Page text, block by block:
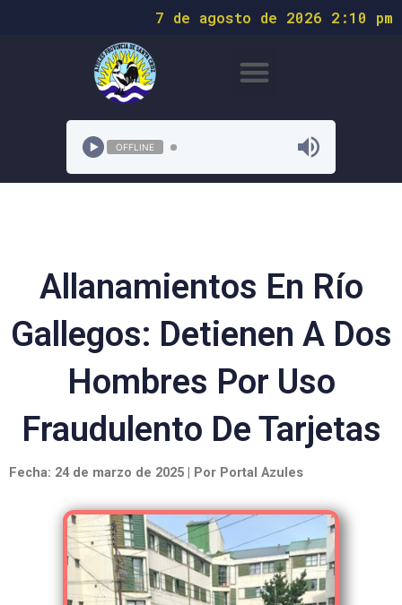
7 de agosto de 2026 2:10 pm
OFFLINE
Allanamientos En Río
Gallegos: Detienen A Dos
Hombres Por Uso
Fraudulento De Tarjetas
Fecha: 24 de marzo de 2025 | Por Portal Azules